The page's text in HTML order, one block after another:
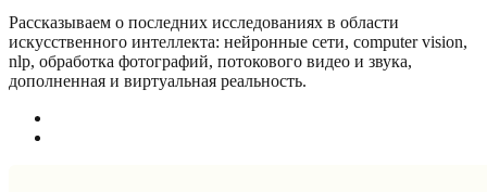
Рассказываем о последних исследованиях в области
искусcтвенного интеллекта: нейронные сети, computer vision,
nlp, обработка фотографий, потокового видео и звука,
дополненная и виртуальная реальность.